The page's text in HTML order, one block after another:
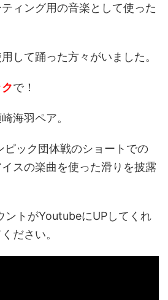
ィング用の音楽として使った
して踊った方々がいました。
で！
海羽ペア。
ピック団体戦のショートでの
スの楽曲を使った滑りを披露
ントがYoutubeにUPしてくれ
ださい。